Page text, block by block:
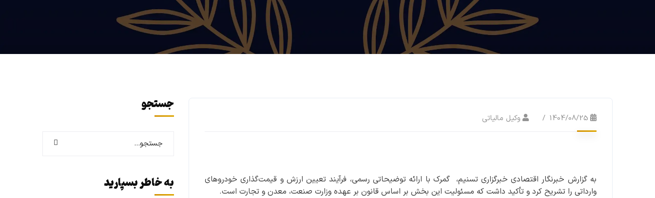
1404/08/25 وکیل مالیاتی
به گزارش خبرنگار اقتصادی خبرگزاری تسنیم، گمرک با ارائه توضیحاتی رسمی، فرآیند تعیین ارزش و قیمت‌گذاری خودروهای
وارداتی را تشریح کرد و تأکید داشت که مسئولیت این بخش بر اساس قانون بر عهده وزارت صنعت، معدن و تجارت است.
جستجو
به خاطر بسپارید